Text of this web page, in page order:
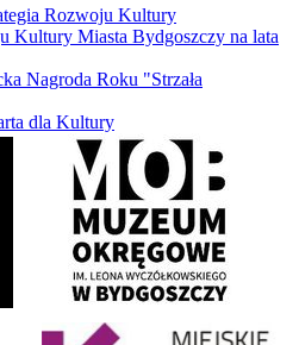
Rozwoju Kultury
Kultury Miasta Bydgoszczy na lata
Nagroda Roku "Strzała
dla Kultury